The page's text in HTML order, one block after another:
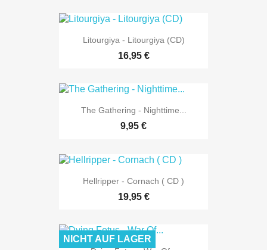
Litourgiya - Litourgiya (CD)
16,95 €
The Gathering - Nighttime...
9,95 €
Hellripper - Cornach ( CD )
19,95 €
NICHT AUF LAGER